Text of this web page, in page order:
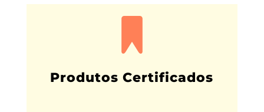
Produtos Certificados